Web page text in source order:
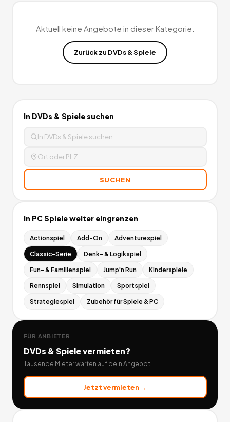
Aktuell keine Angebote in dieser Kategorie.
Zurück zu DVDs & Spiele
In DVDs & Spielesuchen
SUCHEN
In PC Spieleweiter eingrenzen
Actionspiel Add-On Adventurespiel
Classic-Serie Denk- & Logikspiel
Fun- & Familienspiel Jump'n Run Kinderspiele
Rennspiel Simulation Sportspiel
Strategiespiel Zubehör für Spiele & PC
FÜR ANBIETER
DVDs & Spielevermieten?
Tausende Mieter warten auf dein Angebot.
Jetzt vermieten →